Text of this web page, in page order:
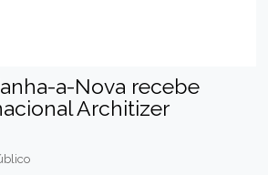
a-Nova recebe
Architizer